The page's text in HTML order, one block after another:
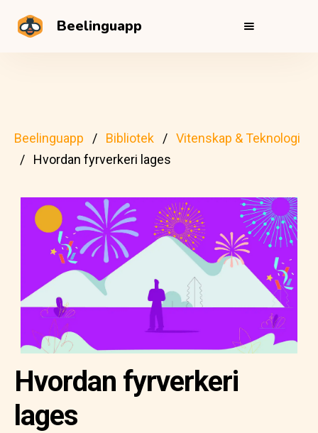
Beelinguapp
Beelinguapp Bibliotek
Vitenskap & Teknologi
Hvordan fyrverkeri lages
Hvordan fyrverkeri
lages